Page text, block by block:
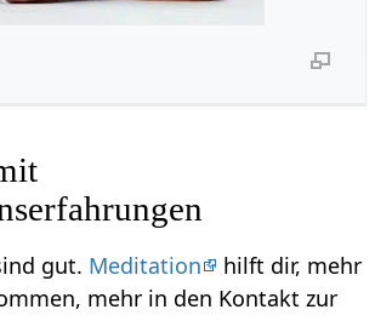
gut. Meditation
hilft dir, mehr
mehr in den Kontakt zur